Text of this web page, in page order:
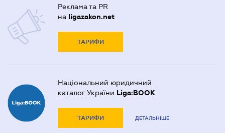
Реклама та PR
на ligazakon.net
ТАРИФИ
Національний юридичний
каталог України Liga:BOOK
ТАРИФИ ДЕТАЛЬНІШЕ